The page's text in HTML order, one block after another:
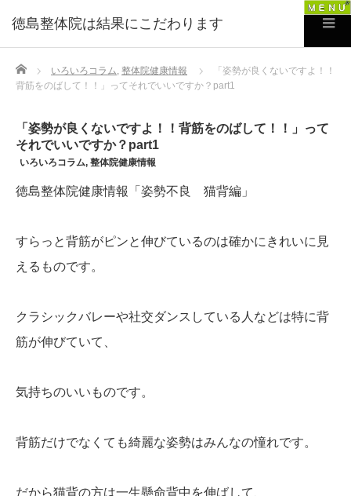
徳島整体院は結果にこだわります
Home いろいろコラム, 整体院健康情報
「姿勢が良くないですよ！！
背筋をのばして！！」ってそれでいいですか？part1
「姿勢が良くないですよ！！背筋をのばして！！」って
それでいいですか？part1
いろいろコラム, 整体院健康情報
徳島整体院健康情報「姿勢不良 猫背編」
すらっと背筋がピンと伸びているのは確かにきれいに見
えるものです。
クラシックバレーや社交ダンスしている人などは特に背
筋が伸びていて、
気持ちのいいものです。
背筋だけでなくても綺麗な姿勢はみんなの憧れです。
だから猫背の方は一生懸命背中を伸ばして、